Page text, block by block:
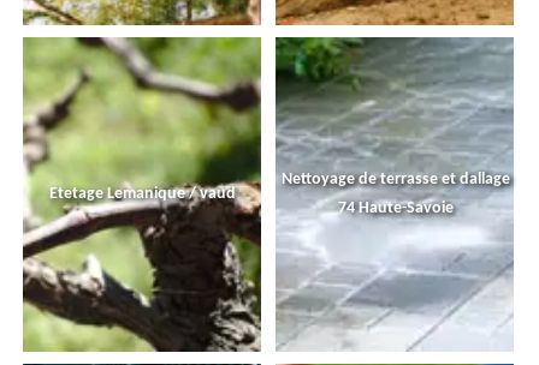
Etetage Lemanique / vaud
Nettoyage de terrasse et dallage
74 Haute-Savoie